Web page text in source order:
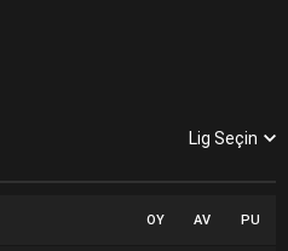
Lig Seçin
OY AV PU